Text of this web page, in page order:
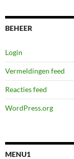
BEHEER
Login
Vermeldingen feed
Reacties feed
WordPress.org
MENU1